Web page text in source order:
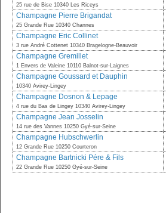
25 rue de Bise 10340 Les Riceys
Champagne Pierre Brigandat
25 Grande Rue 10340 Channes
Champagne Eric Collinet
3 rue André Cottenet 10340 Bragelogne-Beauvoir
Champagne Gremillet
1 Envers de Valeine 10110 Balnot-sur-Laignes
Champagne Goussard et Dauphin
10340 Avirey-Lingey
Champagne Dosnon & Lepage
4 rue du Bas de Lingey 10340 Avirey-Lingey
Champagne Jean Josselin
14 rue des Vannes 10250 Gyé-sur-Seine
Champagne Hubschwerlin
12 Grande Rue 10250 Courteron
Champagne Bartnicki Pére & Fils
22 Grande Rue 10250 Gyé-sur-Seine